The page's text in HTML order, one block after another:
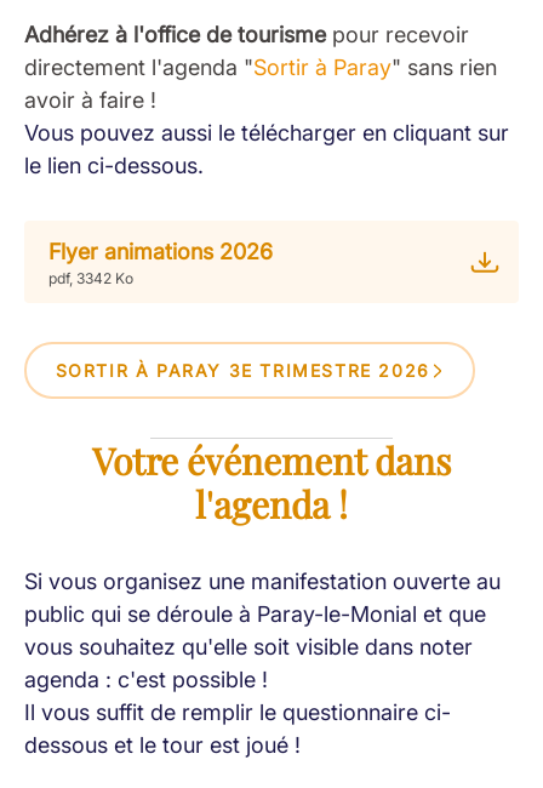
Adhérez à l'office de tourismepour recevoir
directement l'agenda "Sortir à Paray" sans rien
avoir à faire !
Vous pouvez aussi le télécharger en cliquant sur
le lien ci-dessous.
Flyer animations 2026
pdf, 3342 Ko
SORTIR À PARAY 3E TRIMESTRE 2026
Votre événement dans
l'agenda !
Si vous organisez une manifestation ouverte au
public qui se déroule à Paray-le-Monial et que
vous souhaitez qu'elle soit visible dans noter
agenda : c'est possible !
Il vous suffit de remplir le questionnaire ci-
dessous et le tour est joué !